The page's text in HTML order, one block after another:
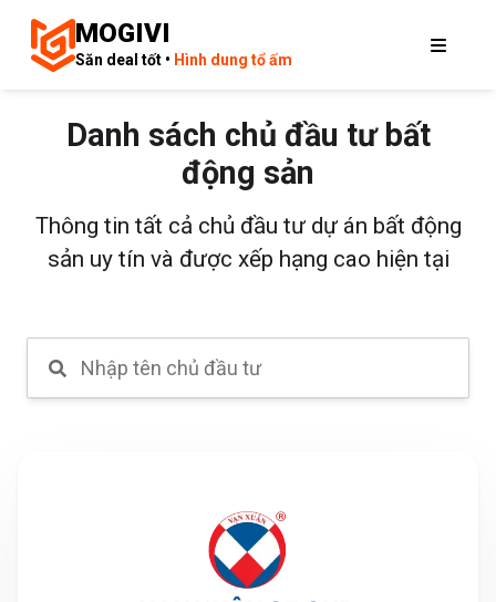
MOGIVI
Săn deal tốt • Hình dung tổ ấm
Danh sách chủ đầu tư bất
động sản
Thông tin tất cả chủ đầu tư dự án bất động
sản uy tín và được xếp hạng cao hiện tại